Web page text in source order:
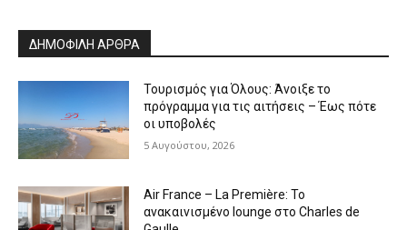
ΔΗΜΟΦΙΛΗ ΑΡΘΡΑ
Τουρισμός για Όλους: Άνοιξε το
πρόγραμμα για τις αιτήσεις – Έως πότε
οι υποβολές
5 Αυγούστου, 2026
Air France – La Première: Το
ανακαινισμένο lounge στο Charles de